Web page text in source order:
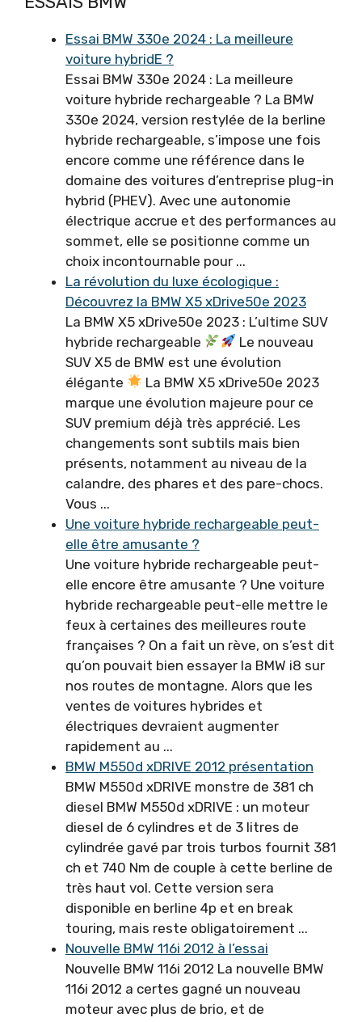
Essai BMW 330e 2024 : La meilleure
voiture hybridE ?
Essai BMW 330e 2024 : La meilleure
voiture hybride rechargeable ? La BMW
330e 2024, version restylée de la berline
hybride rechargeable, s’impose une fois
encore comme une référence dans le
domaine des voitures d’entreprise plug-in
hybrid (PHEV). Avec une autonomie
électrique accrue et des performances au
sommet, elle se positionne comme un
choix incontournable pour ...
La révolution du luxe écologique :
Découvrez la BMW X5 xDrive50e 2023
La BMW X5 xDrive50e 2023 : L’ultime SUV
hybride rechargeable
Le nouveau
SUV X5 de BMW est une évolution
élégante
La BMW X5 xDrive50e 2023
marque une évolution majeure pour ce
SUV premium déjà très apprécié. Les
changements sont subtils mais bien
présents, notamment au niveau de la
calandre, des phares et des pare-chocs.
Vous ...
Une voiture hybride rechargeable peut-
elle être amusante ?
Une voiture hybride rechargeable peut-
elle encore être amusante ? Une voiture
hybride rechargeable peut-elle mettre le
feux à certaines des meilleures route
françaises ? On a fait un rève, on s’est dit
qu’on pouvait bien essayer la BMW i8 sur
nos routes de montagne. Alors que les
ventes de voitures hybrides et
électriques devraient augmenter
rapidement au ...
BMW M550d xDRIVE 2012 présentation
BMW M550d xDRIVE monstre de 381 ch
diesel BMW M550d xDRIVE : un moteur
diesel de 6 cylindres et de 3 litres de
cylindrée gavé par trois turbos fournit 381
ch et 740 Nm de couple à cette berline de
très haut vol. Cette version sera
disponible en berline 4p et en break
touring, mais reste obligatoirement ...
Nouvelle BMW 116i 2012 à l’essai
Nouvelle BMW 116i 2012 La nouvelle BMW
116i 2012 a certes gagné un nouveau
moteur avec plus de brio, et de